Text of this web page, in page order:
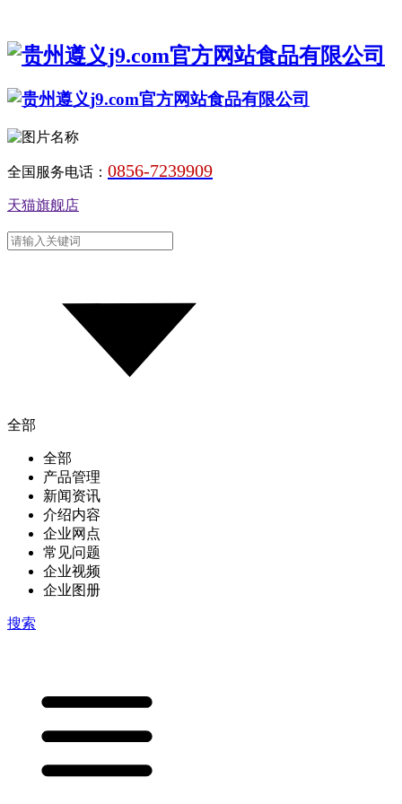
全国服务电话： 0856-7239909
天猫旗舰店
全部
全部
产品管理
新闻资讯
介绍内容
企业网点
常见问题
企业视频
企业图册
搜索